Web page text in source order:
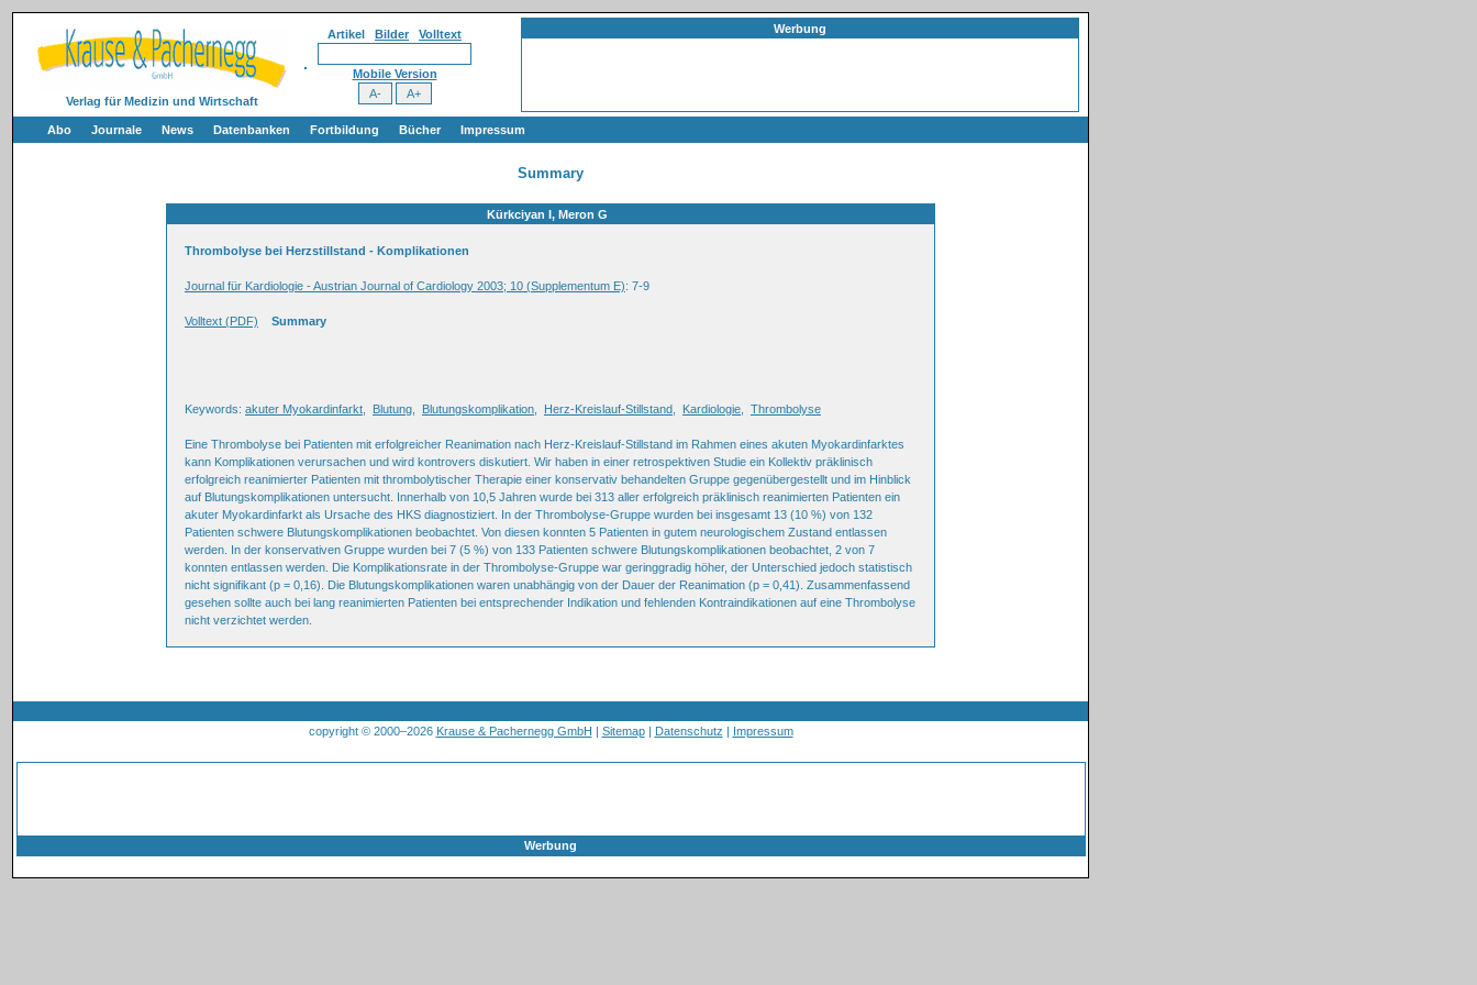
Verlag für Medizin und Wirtschaft
Artikel Bilder Volltext
Mobile Version
Werbung
Abo Journale News Datenbanken Fortbildung Bücher Impressum
Summary
Kürkciyan I, Meron G
Thrombolyse bei Herzstillstand - Komplikationen
Journal für Kardiologie - Austrian Journal of Cardiology 2003; 10 (Supplementum E): 7-9
Volltext (PDF) Summary
Keywords: akuter Myokardinfarkt Blutung Blutungskomplikation Herz-Kreislauf-Stillstand Kardiologie Thrombolyse
Eine Thrombolyse bei Patienten mit erfolgreicher Reanimation nach Herz-Kreislauf-Stillstand im Rahmen eines akuten Myokardinfarktes
kann Komplikationen verursachen und wird kontrovers diskutiert. Wir haben in einer retrospektiven Studie ein Kollektiv präklinisch
erfolgreich reanimierter Patienten mit thrombolytischer Therapie einer konservativ behandelten Gruppe gegenübergestellt und im Hinblick
auf Blutungskomplikationen untersucht. Innerhalb von 10,5 Jahren wurde bei 313 aller erfolgreich präklinisch reanimierten Patienten ein
akuter Myokardinfarkt als Ursache des HKS diagnostiziert. In der Thrombolyse-Gruppe wurden bei insgesamt 13 (10 %) von 132
Patienten schwere Blutungskomplikationen beobachtet. Von diesen konnten 5 Patienten in gutem neurologischem Zustand entlassen
werden. In der konservativen Gruppe wurden bei 7 (5 %) von 133 Patienten schwere Blutungskomplikationen beobachtet, 2 von 7
konnten entlassen werden. Die Komplikationsrate in der Thrombolyse-Gruppe war geringgradig höher, der Unterschied jedoch statistisch
nicht signifikant (p = 0,16). Die Blutungskomplikationen waren unabhängig von der Dauer der Reanimation (p = 0,41). Zusammenfassend
gesehen sollte auch bei lang reanimierten Patienten bei entsprechender Indikation und fehlenden Kontraindikationen auf eine Thrombolyse
nicht verzichtet werden.
copyright © 2000–2026 Krause & Pachernegg GmbH | Sitemap| Datenschutz | Impressum
Werbung